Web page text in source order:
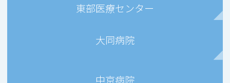
東部医療センター
大同病院
中京病院